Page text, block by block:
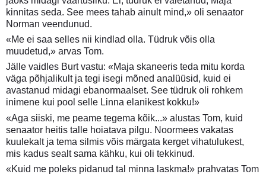
kinnitas seda. See mees tahab ainult mind,» oli senaator
Norman veendunud.
«Me ei saa selles nii kindlad olla. Tüdruk võis olla
muudetud,» arvas Tom.
Jälle vaidles Burt vastu: «Maja skaneeris teda mitu korda
väga põhjalikult ja tegi isegi mõned analüüsid, kuid ei
avastanud midagi ebanormaalset. See tüdruk oli rohkem
inimene kui pool selle Linna elanikest kokku!»
«Aga siiski, me peame tegema kõik...» alustas Tom, kuid
senaator heitis talle hoiatava pilgu. Noormees vakatas
kuulekalt ja tema silmis võis märgata kerget vihatulukest,
mis kadus sealt sama kähku, kui oli tekkinud.
«Kuid me poleks pidanud tal minna laskma!» prahvatas Tom